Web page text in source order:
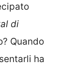
di
Quando
ha